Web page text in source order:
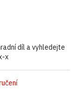
díl a vyhledejte
x